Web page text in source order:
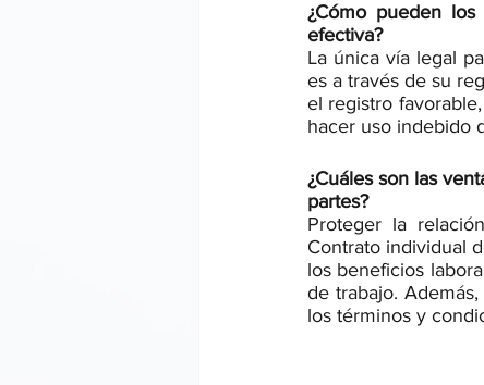
¿Cómo pueden
efectiva?
La única vía legal
es a través de su
el registro
hacer uso indebido
¿Cuáles son las
partes?
Proteger la
Contrato individual
los beneficios
de trabajo.
los términos y